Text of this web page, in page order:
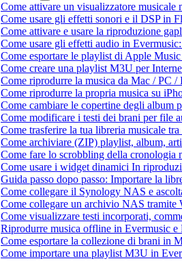
Come attivare un visualizzatore
Come usare gli effetti sonori e il DSP in
Come attivare e usare la riproduzione
Come usare gli effetti audio in
Come esportare le playlist di Apple
Come creare una playlist M3U per
Come riprodurre la musica da Mac / PC
Come riprodurre la propria musica su
Come cambiare le copertine degli album
Come modificare i testi dei brani per file
Come trasferire la tua libreria musicale
Come archiviare (ZIP) playlist, album,
Come fare lo scrobbling della cronologia
Come usare i widget dinamici In
Guida passo dopo passo: Importare la
Come collegare il Synology NAS e
Come collegare un archivio NAS tramite
Come visualizzare testi incorporati,
Riprodurre musica offline in Evermusic
Come esportare la collezione di brani in
Come importare una playlist M3U in